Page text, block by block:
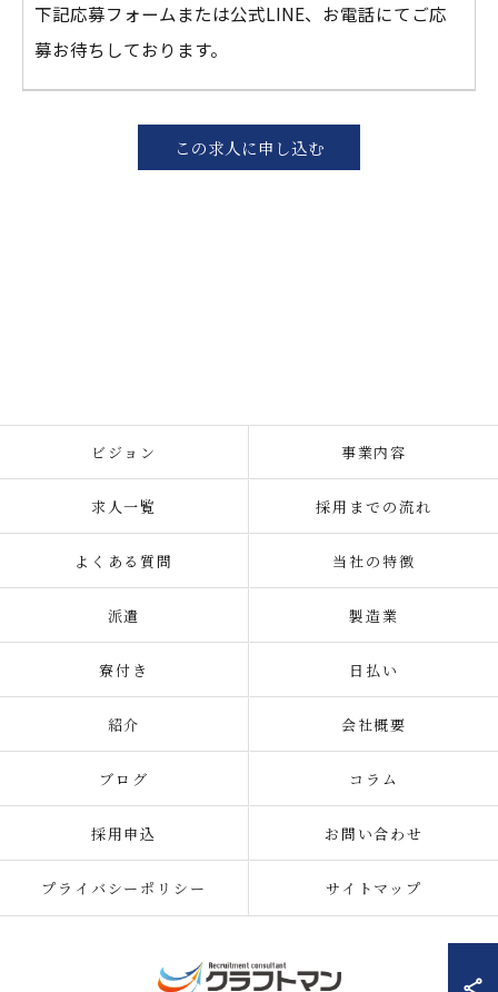
下記応募フォームまたは公式LINE、お電話にてご応
募お待ちしております。
この求人に申し込む
ビジョン 事業内容
求人一覧 採用までの流れ
よくある質問 当社の特徴
派遣 製造業
寮付き 日払い
紹介 会社概要
ブログ コラム
採用申込 お問い合わせ
プライバシーポリシー サイトマップ